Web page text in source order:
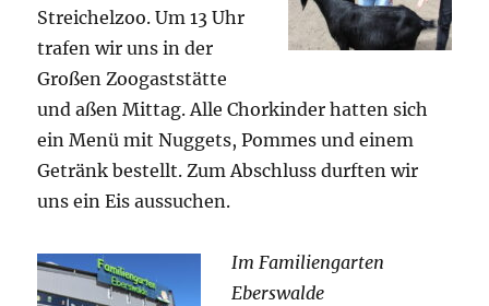
Streichelzoo. Um 13 Uhr
trafen wir uns in der
Großen Zoogaststätte
und aßen Mittag. Alle Chorkinder hatten sich
ein Menü mit Nuggets, Pommes und einem
Getränk bestellt. Zum Abschluss durften wir
uns ein Eis aussuchen.
Im Familiengarten
Eberswalde